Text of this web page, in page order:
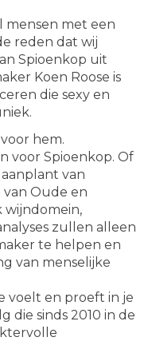
mensen met een
reden dat wij
Spioenkop uit
Koen Roose is
die sexy en
hem.
voor Spioenkop. Of
van
Oude en
wijndomein,
zullen alleen
te helpen en
van menselijke
voelt en proeft in je
die sinds 2010 in de